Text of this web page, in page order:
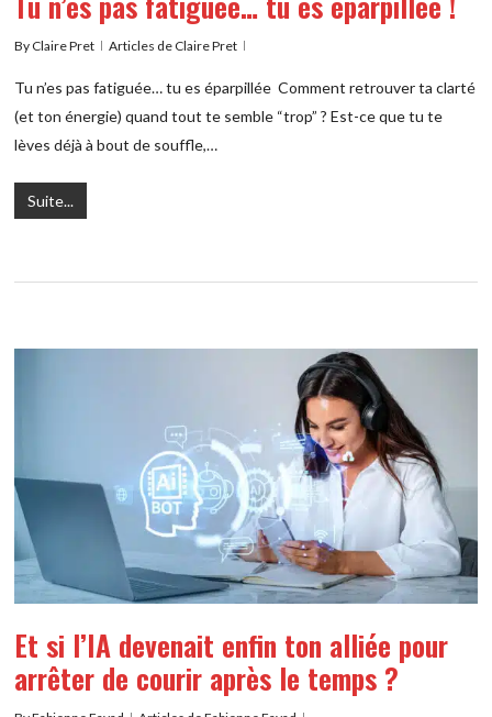
By Claire Pret Articles de Claire Pret
Tu n’es pas fatiguée… tu es éparpillée Comment retrouver ta clarté
(et ton énergie) quand tout te semble “trop” ? Est-ce que tu te
lèves déjà à bout de souffle,…
Suite...
Et si l’IA devenait enfin ton alliée pour
arrêter de courir après le temps ?